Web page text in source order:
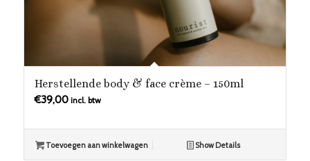
Herstellende body & face crème – 150ml
€39,00 incl. btw
Toevoegen aan winkelwagen Show Details